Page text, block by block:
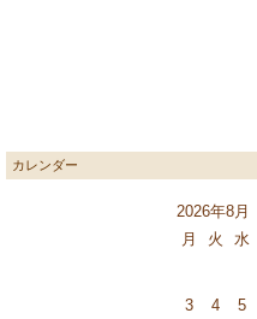
カレンダー
2026年8月
月
火 水
3
4 5